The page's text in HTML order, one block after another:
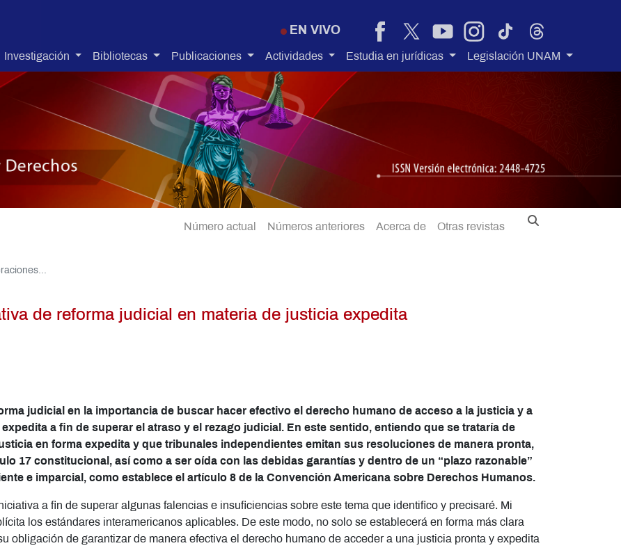
EN VIVO
Investigación Bibliotecas Publicaciones Actividades Estudia en jurídicas Legislación UNAM
Número actual Números anteriores Acerca de Otras revistas
de reforma judicial en materia de justicia expedita
judicial en la importancia de buscar hacer efectivo el derecho humano de acceso a la justicia y a
a fin de superar el atraso y el rezago judicial. En este sentido, entiendo que se trataría de
en forma expedita y que tribunales independientes emitan sus resoluciones de manera pronta,
17 constitucional, así como a ser oída con las debidas garantías y dentro de un “plazo razonable”
e imparcial, como establece el artículo 8 de la Convención Americana sobre Derechos Humanos.
a fin de superar algunas falencias e insuficiencias sobre este tema que identifico y precisaré. Mi
los estándares interamericanos aplicables. De este modo, no solo se establecerá en forma más clara
obligación de garantizar de manera efectiva el derecho humano de acceder a una justicia pronta y expedita